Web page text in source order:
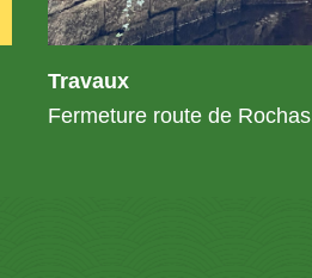
Travaux
Fermeture route de Rochas